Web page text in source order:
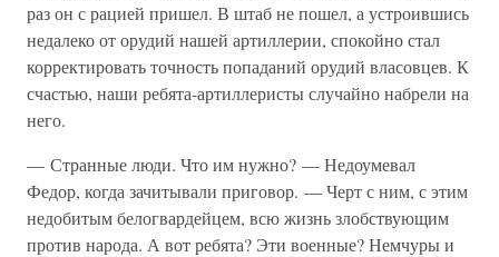
раз он с рацией пришел. В штаб не пошел, а устроившись
недалеко от орудий нашей артиллерии, спокойно стал
корректировать точность попаданий орудий власовцев. К
счастью, наши ребята-артиллеристы случайно набрели на
него.
— Странные люди. Что им нужно? — Недоумевал
Федор, когда зачитывали приговор. — Черт с ним, с этим
недобитым белогвардейцем, всю жизнь злобствующим
против народа. А вот ребята? Эти военные? Немчуры и